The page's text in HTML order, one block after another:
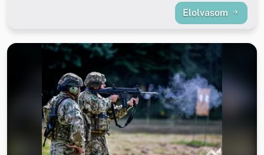
Elolvasom